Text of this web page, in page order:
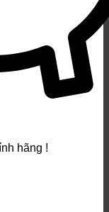
hãng !